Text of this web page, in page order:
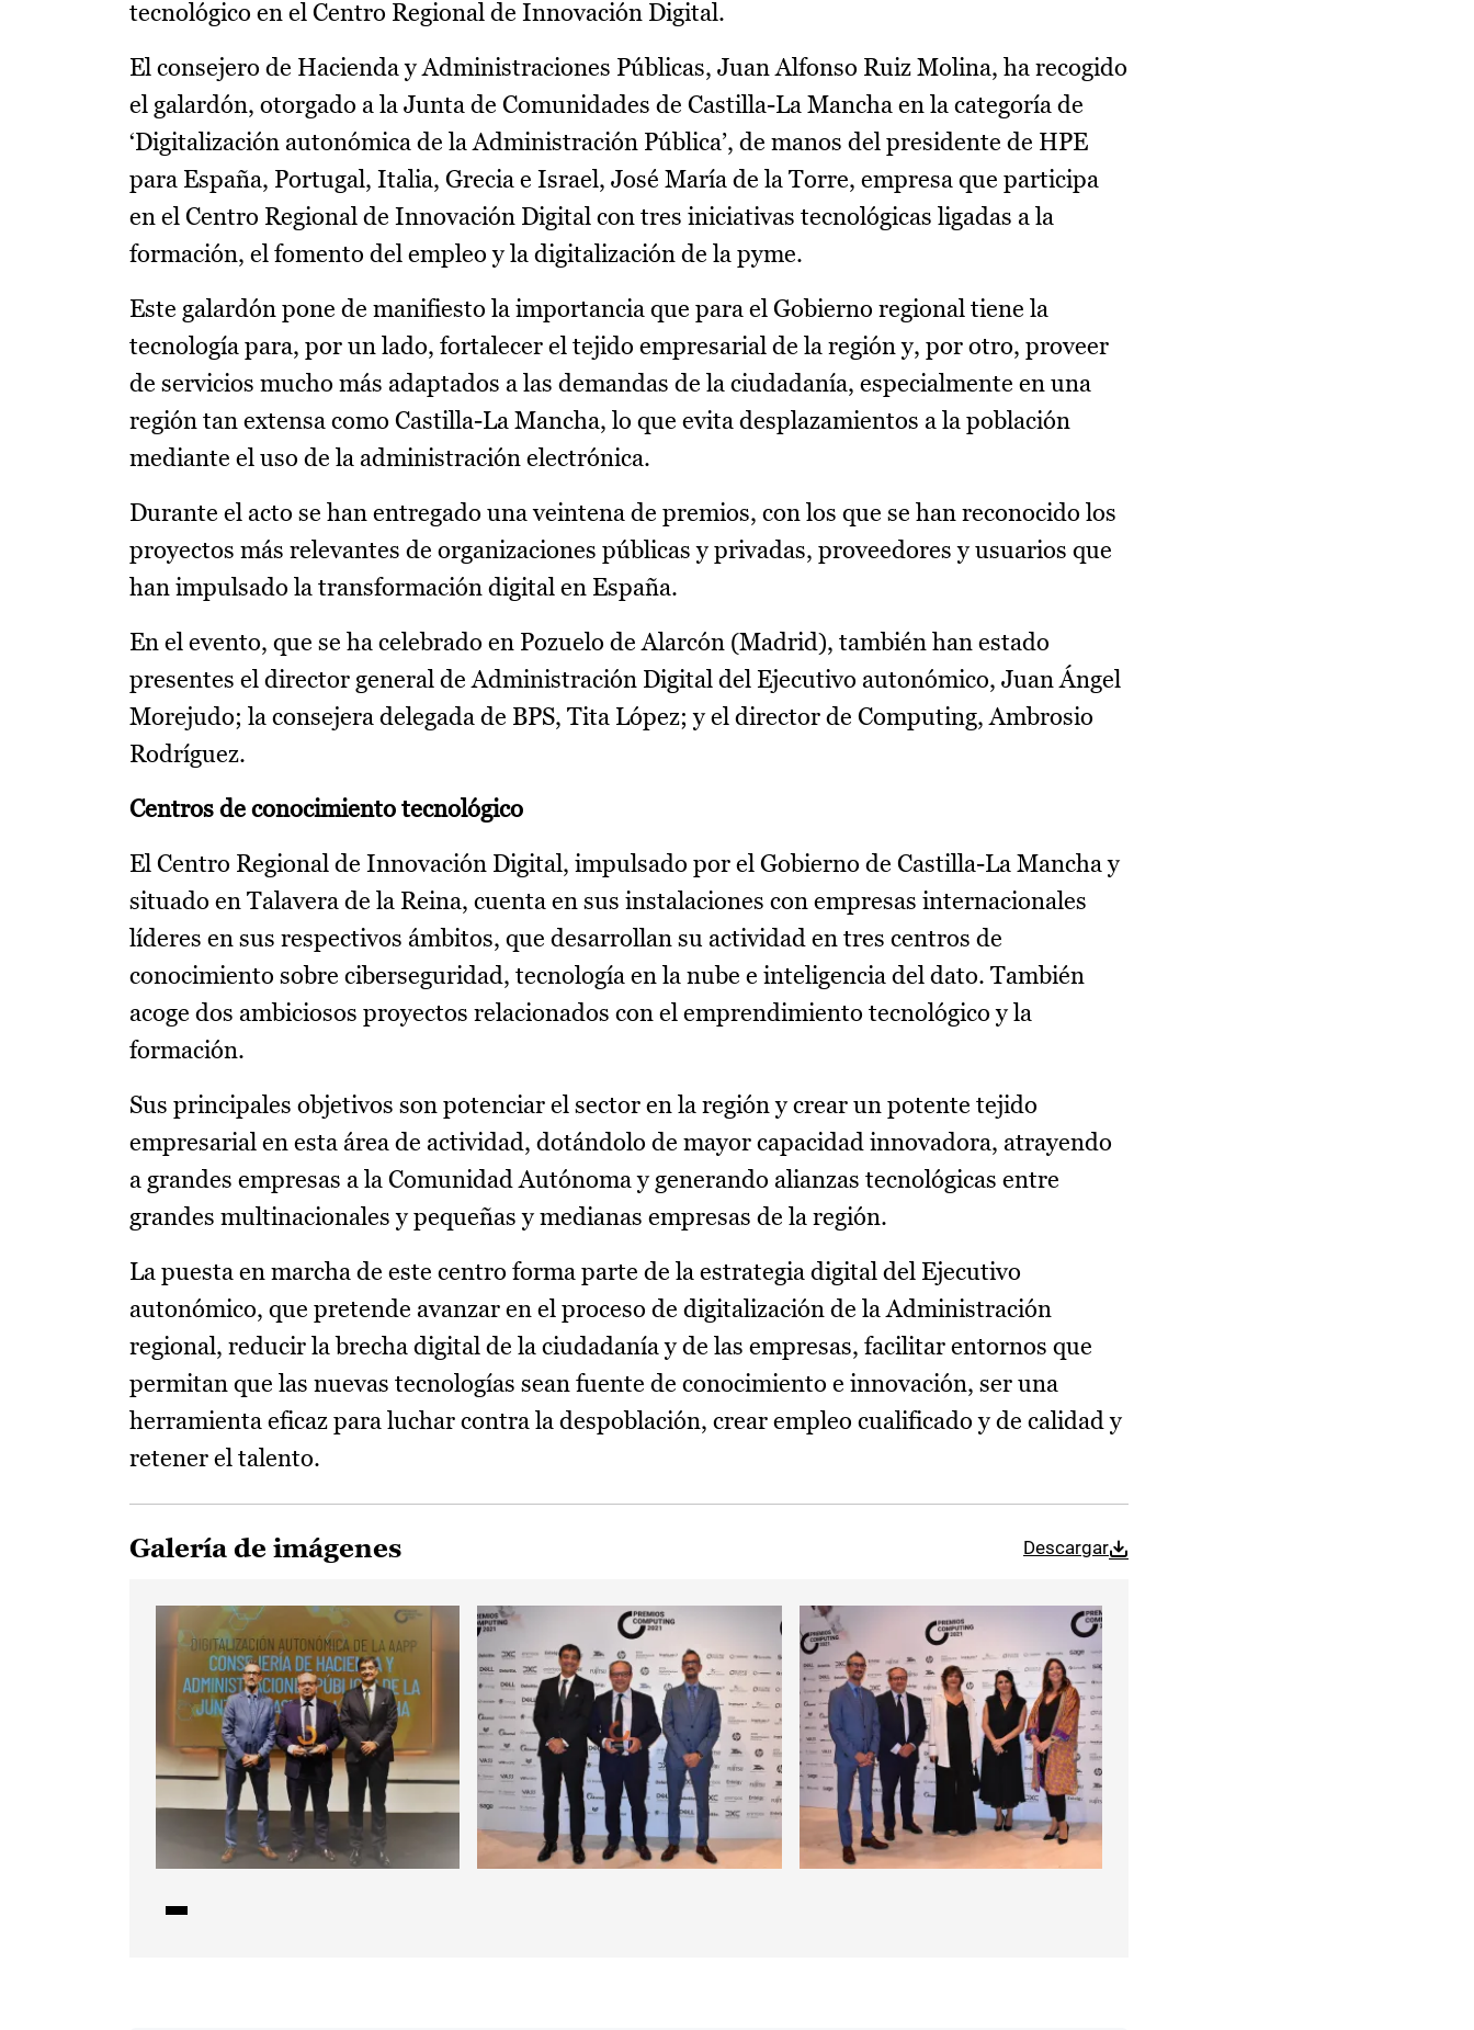
tecnológico en el Centro Regional de Innovación Digital.
El consejero de Hacienda y Administraciones Públicas, Juan Alfonso Ruiz Molina, ha recogido
el galardón, otorgado a la Junta de Comunidades de Castilla-La Mancha en la categoría de
‘Digitalización autonómica de la Administración Pública’, de manos del presidente de HPE
para España, Portugal, Italia, Grecia e Israel, José María de la Torre, empresa que participa
en el Centro Regional de Innovación Digital con tres iniciativas tecnológicas ligadas a la
formación, el fomento del empleo y la digitalización de la pyme.
Este galardón pone de manifiesto la importancia que para el Gobierno regional tiene la
tecnología para, por un lado, fortalecer el tejido empresarial de la región y, por otro, proveer
de servicios mucho más adaptados a las demandas de la ciudadanía, especialmente en una
región tan extensa como Castilla-La Mancha, lo que evita desplazamientos a la población
mediante el uso de la administración electrónica.
Durante el acto se han entregado una veintena de premios, con los que se han reconocido los
proyectos más relevantes de organizaciones públicas y privadas, proveedores y usuarios que
han impulsado la transformación digital en España.
En el evento, que se ha celebrado en Pozuelo de Alarcón (Madrid), también han estado
presentes el director general de Administración Digital del Ejecutivo autonómico, Juan Ángel
Morejudo; la consejera delegada de BPS, Tita López; y el director de Computing, Ambrosio
Rodríguez.
Centros de conocimiento tecnológico
El Centro Regional de Innovación Digital, impulsado por el Gobierno de Castilla-La Mancha y
situado en Talavera de la Reina, cuenta en sus instalaciones con empresas internacionales
líderes en sus respectivos ámbitos, que desarrollan su actividad en tres centros de
conocimiento sobre ciberseguridad, tecnología en la nube e inteligencia del dato. También
acoge dos ambiciosos proyectos relacionados con el emprendimiento tecnológico y la
formación.
Sus principales objetivos son potenciar el sector en la región y crear un potente tejido
empresarial en esta área de actividad, dotándolo de mayor capacidad innovadora, atrayendo
a grandes empresas a la Comunidad Autónoma y generando alianzas tecnológicas entre
grandes multinacionales y pequeñas y medianas empresas de la región.
La puesta en marcha de este centro forma parte de la estrategia digital del Ejecutivo
autonómico, que pretende avanzar en el proceso de digitalización de la Administración
regional, reducir la brecha digital de la ciudadanía y de las empresas, facilitar entornos que
permitan que las nuevas tecnologías sean fuente de conocimiento e innovación, ser una
herramienta eficaz para luchar contra la despoblación, crear empleo cualificado y de calidad y
retener el talento.
Galería de imágenes Descargar